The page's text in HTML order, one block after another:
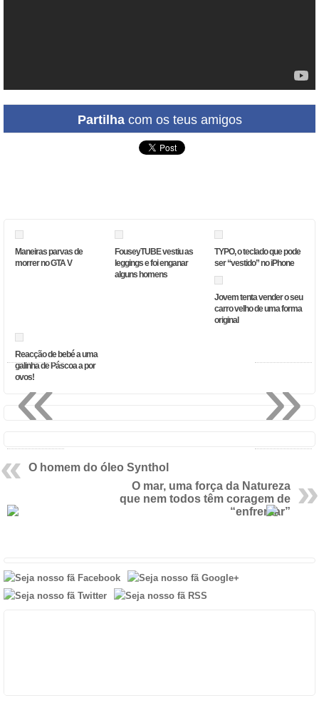
Partilhacom os teus amigos
Maneiras parvas de
morrer no GTA V
FouseyTUBE vestiu as
leggings e foi enganar
alguns homens
TYPO, o teclado que pode
ser “vestido” no iPhone
Jovem tenta vender o seu
carro velho de uma forma
original
Reacção de bebé a uma
galinha de Páscoa a por
ovos!
O homem do óleo Synthol
O mar, uma força da Natureza
que nem todos têm coragem de
“enfrentar”
»
«